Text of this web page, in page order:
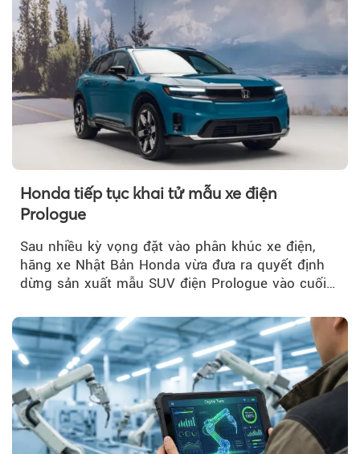
Honda tiếp tục khai tử mẫu xe điện
Prologue
Sau nhiều kỳ vọng đặt vào phân khúc xe điện,
hãng xe Nhật Bản Honda vừa đưa ra quyết định
dừng sản xuất mẫu SUV điện Prologue vào cuối